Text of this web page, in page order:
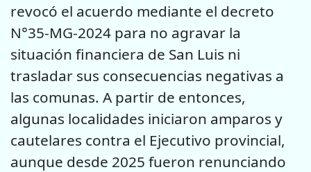
revocó el acuerdo mediante el decreto
N°35-MG-2024 para no agravar la
situación financiera de San Luis ni
trasladar sus consecuencias negativas a
las comunas. A partir de entonces,
algunas localidades iniciaron amparos y
cautelares contra el Ejecutivo provincial,
aunque desde 2025 fueron renunciando